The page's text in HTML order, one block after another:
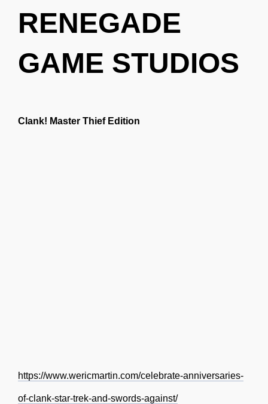
RENEGADE
GAME STUDIOS
Clank! Master Thief Edition
https://www.wericmartin.com/celebrate-anniversaries-
of-clank-star-trek-and-swords-against/